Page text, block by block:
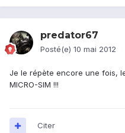
predator67
Posté(e) 10 mai 2012
Je le répète encore une fois,
MICRO-SIM !!!
Citer